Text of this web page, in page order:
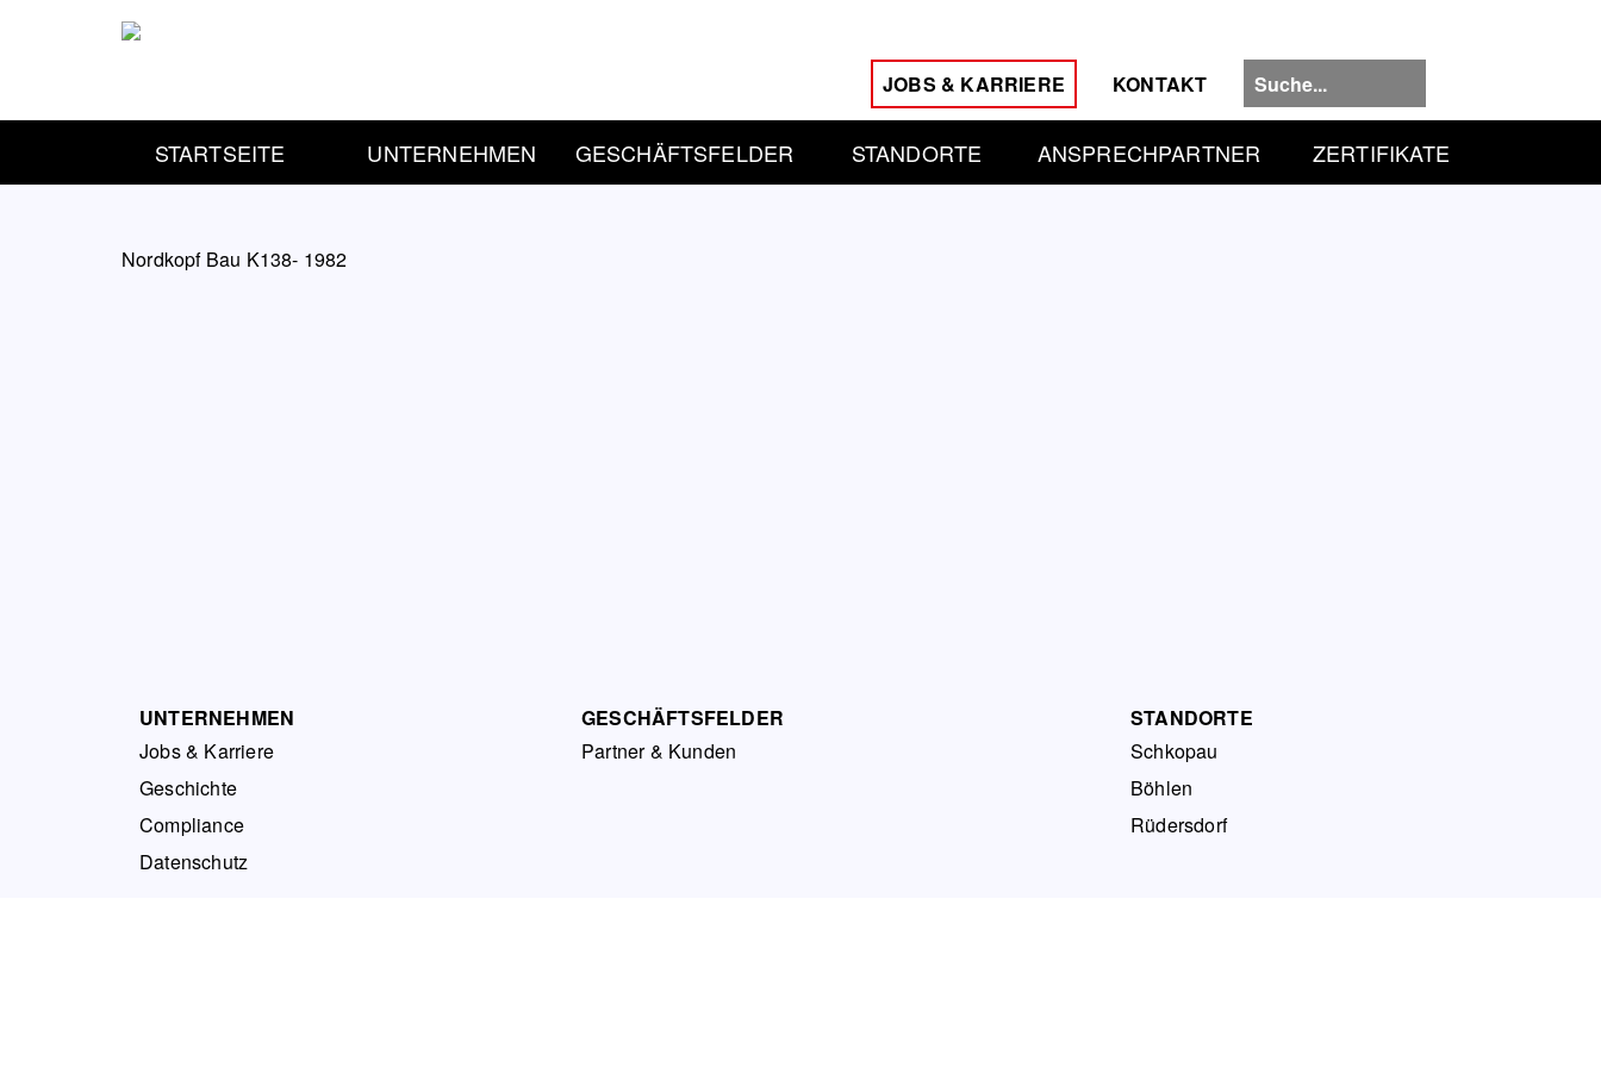
JOBS & KARRIERE KONTAKT
STARTSEITE UNTERNEHMEN GESCHÄFTSFELDER STANDORTE ANSPRECHPARTNER ZERTIFIKATE
Nordkopf Bau K138- 1982
UNTERNEHMEN
Jobs & Karriere
Geschichte
Compliance
Datenschutz
GESCHÄFTSFELDER
Partner & Kunden
STANDORTE
Schkopau
Böhlen
Rüdersdorf